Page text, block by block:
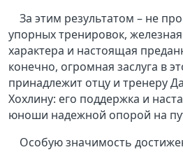
За этим результатом – не
упорных тренировок,
характера и настоящая
конечно, огромная заслуга в
принадлежит отцу и тренеру
Хохлину: его поддержка и
юноши надежной опорой на
Особую значимость